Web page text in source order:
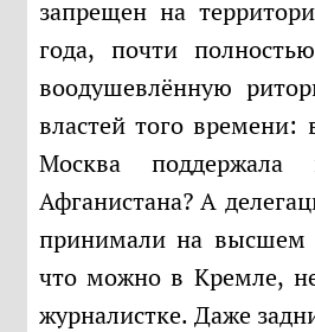
запрещен на
года, почти
воодушевлённую
властей того времени:
Москва
Афганистана? А
принимали на высшем
что можно в Кремле,
журналистке. Даже